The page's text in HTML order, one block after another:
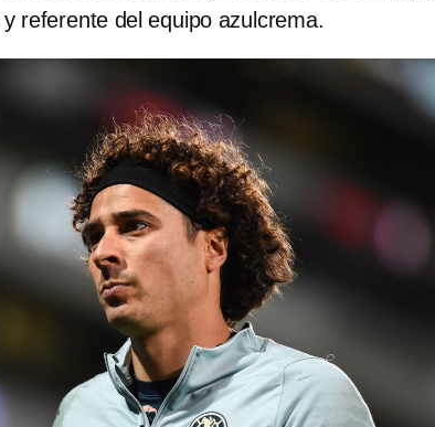
referente del equipo azulcrema.